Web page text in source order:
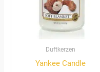
Duftkerzen
Yankee Candle